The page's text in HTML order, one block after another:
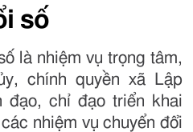
số
là nhiệm vụ trọng tâm,
chính quyền xã Lập
đạo, chỉ đạo triển khai
nhiệm vụ chuyển đổi